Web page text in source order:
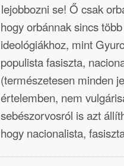
lejobbozni se! Ő csak
hogy orbánnak sincs
ideológiákhoz, mint
populista fasiszta,
(természetesen minden
értelemben, nem
sebészorvosról is azt
hogy nacionalista,